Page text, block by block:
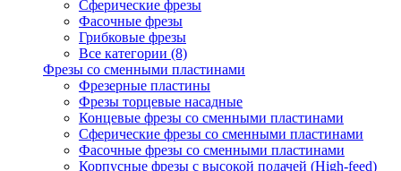
Сферические фрезы
Фасочные фрезы
Грибковые фрезы
Все категории (8)
Фрезы со сменными пластинами
Фрезерные пластины
Фрезы торцевые насадные
Концевые фрезы со сменными пластинами
Сферические фрезы со сменными пластинами
Фасочные фрезы со сменными пластинами
Корпусные фрезы с высокой подачей (High-feed)